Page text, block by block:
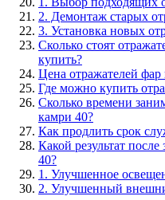
2. Демонтаж старых
3. Установка новых
Сколько стоят
купить?
Цена отражателей фар
Где можно купить
Сколько времени
камри 40?
Как продлить срок
Какой результат
40?
1. Улучшенное
2. Улучшенный